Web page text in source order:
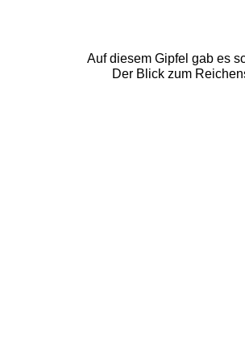
Auf diesem Gipfel gab es
Der Blick zum